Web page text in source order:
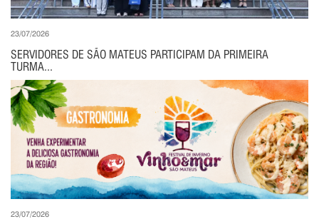
23/07/2026
SERVIDORES DE SÃO MATEUS PARTICIPAM DA PRIMEIRA
TURMA...
23/07/2026